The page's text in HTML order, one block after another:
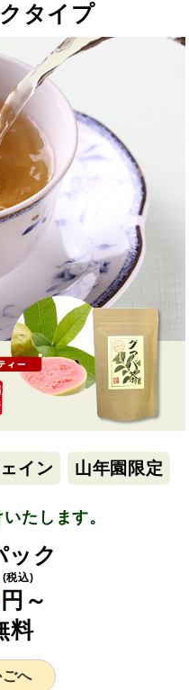
タイプ
イン 山年園限定
たします。
ック
円～
(税込)
料
へ